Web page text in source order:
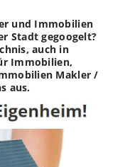
und Immobilien
Stadt gegoogelt?
auch in
Immobilien,
Makler /
aus.